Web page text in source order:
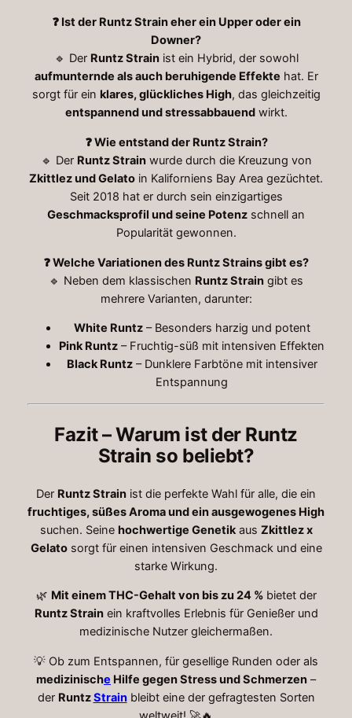
❓ Ist der Runtz Strain eher ein Upper oder ein
Downer?
🔹 Der Runtz Strainist ein Hybrid, der sowohl
aufmunternde als auch beruhigende Effekte hat. Er
sorgt für ein klares, glückliches High, das gleichzeitig
entspannend und stressabbauendwirkt.
❓ Wie entstand der Runtz Strain?
🔹 Der Runtz Strainwurde durch die Kreuzung von
Zkittlez und Gelato in Kaliforniens Bay Area gezüchtet.
Seit 2018 hat er durch sein einzigartiges
Geschmacksprofil und seine Potenz schnell an
Popularität gewonnen.
❓ Welche Variationen des Runtz Strains gibt es?
🔹 Neben dem klassischen Runtz Strain gibt es
mehrere Varianten, darunter:
White Runtz– Besonders harzig und potent
Pink Runtz – Fruchtig-süß mit intensiven Effekten
Black Runtz– Dunklere Farbtöne mit intensiver
Entspannung
Fazit – Warum ist der Runtz
Strain so beliebt?
Der Runtz Strain ist die perfekte Wahl für alle, die ein
fruchtiges, süßes Aroma und ein ausgewogenes High
suchen. Seine hochwertige Genetikaus Zkittlez x
Gelatosorgt für einen intensiven Geschmack und eine
starke Wirkung.
🌿 Mit einem THC-Gehalt von bis zu 24 %bietet der
Runtz Strainein kraftvolles Erlebnis für Genießer und
medizinische Nutzer gleichermaßen.
💡 Ob zum Entspannen, für gesellige Runden oder als
medizinische Hilfe gegen Stress und Schmerzen –
der RuntzStrainbleibt eine der gefragtesten Sorten